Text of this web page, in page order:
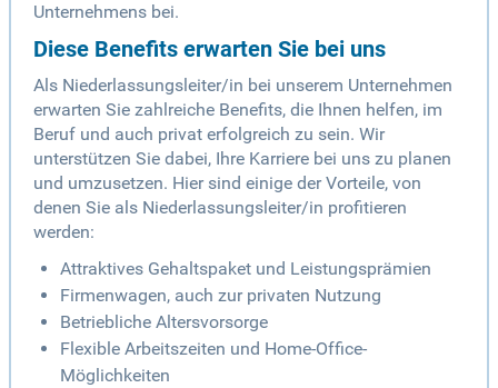
Unternehmens bei.
Diese Benefits erwarten Sie bei uns
Als Niederlassungsleiter/in bei unserem Unternehmen
erwarten Sie zahlreiche Benefits, die Ihnen helfen, im
Beruf und auch privat erfolgreich zu sein. Wir
unterstützen Sie dabei, Ihre Karriere bei uns zu planen
und umzusetzen. Hier sind einige der Vorteile, von
denen Sie als Niederlassungsleiter/in profitieren
werden:
Attraktives Gehaltspaket und Leistungsprämien
Firmenwagen, auch zur privaten Nutzung
Betriebliche Altersvorsorge
Flexible Arbeitszeiten und Home-Office-
Möglichkeiten